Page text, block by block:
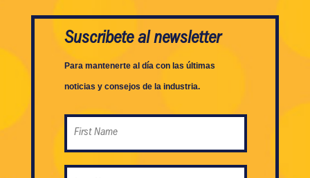
Suscribete al newsletter
Para mantenerte al día con las últimas
noticias y consejos de la industria.